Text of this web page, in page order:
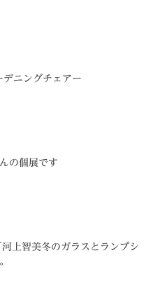
ニングチェアー
の個展です
上智美冬のガラスとランプシ